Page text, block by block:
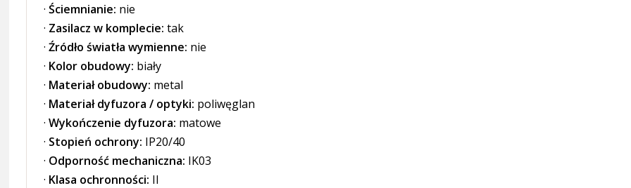
·Ściemnianie: nie
· Zasilacz w komplecie: tak
·Źródło światła wymienne: nie
· Kolor obudowy: biały
· Materiał obudowy: metal
· Materiał dyfuzora / optyki: poliwęglan
·Wykończenie dyfuzora: matowe
· Stopień ochrony: IP20/40
· Odporność mechaniczna: IK03
· Klasa ochronności: II